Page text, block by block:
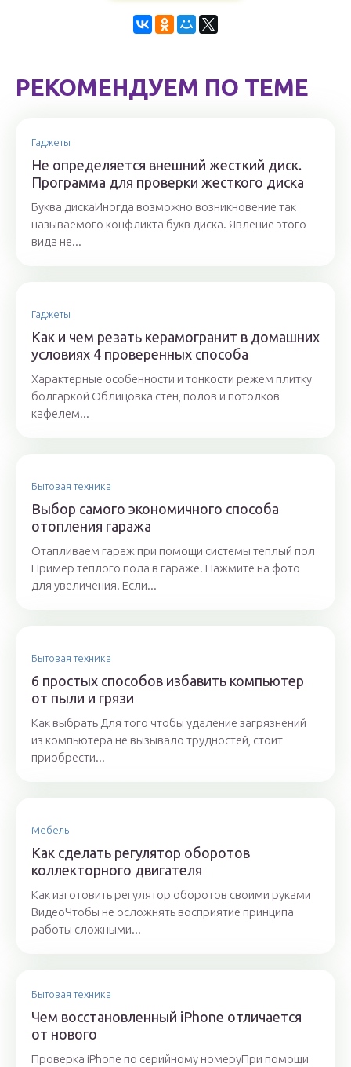
РЕКОМЕНДУЕМ ПО ТЕМЕ
Гаджеты
Не определяется внешний жесткий диск.
Программа для проверки жесткого диска
Буква дискаИногда возможно возникновение так
называемого конфликта букв диска. Явление этого
вида не...
Гаджеты
Как и чем резать керамогранит в домашних
условиях 4 проверенных способа
Характерные особенности и тонкости режем плитку
болгаркой Облицовка стен, полов и потолков
кафелем...
Бытовая техника
Выбор самого экономичного способа
отопления гаража
Отапливаем гараж при помощи системы теплый пол
Пример теплого пола в гараже. Нажмите на фото
для увеличения. Если...
Бытовая техника
6 простых способов избавить компьютер
от пыли и грязи
Как выбрать Для того чтобы удаление загрязнений
из компьютера не вызывало трудностей, стоит
приобрести...
Мебель
Как сделать регулятор оборотов
коллекторного двигателя
Как изготовить регулятор оборотов своими руками
ВидеоЧтобы не осложнять восприятие принципа
работы сложными...
Бытовая техника
Чем восстановленный iPhone отличается
от нового
Проверка iPhone по серийному номеруПри помощи